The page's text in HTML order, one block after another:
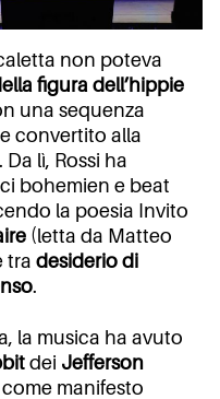
non poteva
figura dell’hippie
una sequenza
convertito alla
. Da lì, Rossi ha
bohemien e beat
la poesia Invito
(letta da Matteo
tra desiderio di
.
la musica ha avuto
dei Jefferson
manifesto